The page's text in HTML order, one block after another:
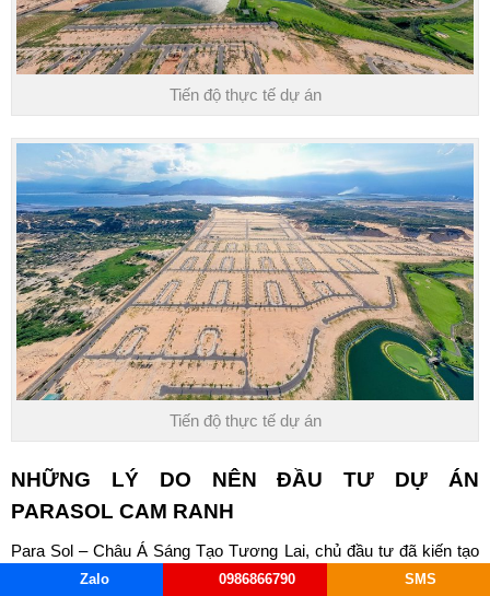
Tiến độ thực tế dự án
Tiến độ thực tế dự án
NHỮNG LÝ DO NÊN ĐẦU TƯ DỰ ÁN
PARASOL CAM RANH
Para Sol – Châu Á Sáng Tạo Tương Lai, chủ đầu tư đã kiến tạo
nên 1 thành phố nghỉ dưỡng mang tầm Quốc Tế và định vị lại vị
Zalo 0986866790 SMS